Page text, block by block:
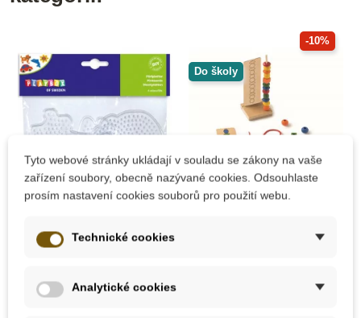
Destičky pro
-10%
Do školy
Tyto webové stránky ukládají v souladu se zákony na vaše
zařízení soubory, obecně nazývané cookies. Odsouhlaste
prosím nastavení cookies souborů pro použití webu.
Technické cookies
Analytické cookies